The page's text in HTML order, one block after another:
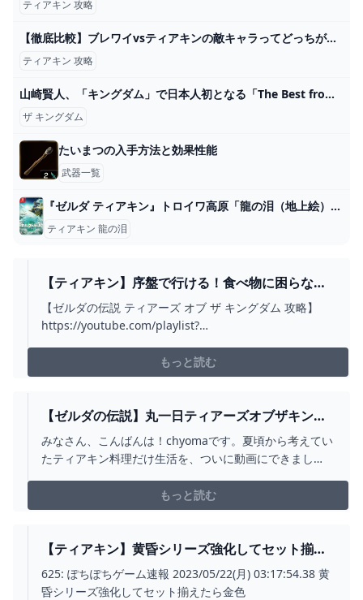
ティアキン 攻略
【徹底比較】ブレワイvsティアキンの敵キャラってどっちが強い？【ゼルダの伝説ティアーズオブザキングダム】【ゼルダの伝説ブレスオブザワイルド】 - YouTube
ティアキン 攻略
山崎賢人、「キングダム」で日本人初となる「The Best from the East Award」受賞（WEBザテレビジョン） - Yahoo!ニュース
ザ キングダム
たいまつの入手方法と効果性能
武器一覧
『ゼルダ ティアキン』トロイワ高原「龍の泪（地上絵）」を発見しました - ディスディスブログ
ティアキン 龍の泪
【ティアキン】序盤で行ける！食べ物に困らな
い！食材取り放題の場所！【ゼルダの伝説】 -
YOUTUBE
【ゼルダの伝説 ティアーズ オブ ザ キングダム 攻略】
https://youtube.com/playlist?
単！矢の効率的な集め方！周回ルート！】
https://youtu.be/3ffZhlTsiPQ【序盤で超簡単！バクダ...
もっと読む
【ゼルダの伝説】丸一日ティアーズオブザキング
ダムの料理だけ作って食べてみた！【実写】 -
YOUTUBE
みなさん、こんばんは！chyomaです。夏頃から考えてい
たティアキン料理だけ生活を、ついに動画にできまし
です！次やることがあればもっと落ち着いてやりたいで
す。来年も、どうぞよろしくお願いいたします☺️【⚠️ご
す。・...
もっと読む
【ティアキン】黄昏シリーズ強化してセット揃え
たら金色の☆マークの攻撃力アップ付いたんだけ
ど、これ料理とも重複するし強くね？｜ぽちぽち
625: ぽちぽちゲーム速報 2023/05/22(月) 03:17:54.38 黄
昏シリーズ強化してセット揃えたら金色